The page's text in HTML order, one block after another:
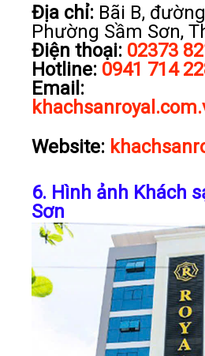
Địa chỉ: Bãi B,
Phường Sầm Sơn,
Điện thoại: 02373
Hotline: 0941 714
Email:
Website:
6. Hình ảnh Khách
Sơn